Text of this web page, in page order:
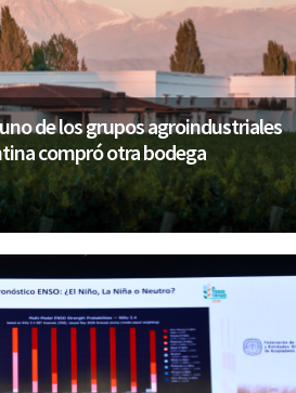
de los grupos agroindustriales
compró otra bodega